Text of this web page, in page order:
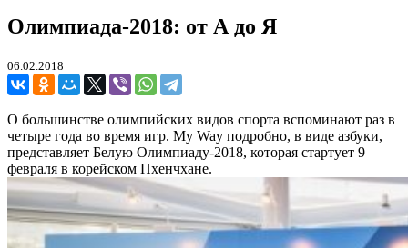
Олимпиада-2018: от А до Я
06.02.2018
О большинстве олимпийских видов спорта вспоминают раз в
четыре года во время игр. My Way подробно, в виде азбуки,
представляет Белую Олимпиаду-2018, которая стартует 9
февраля в корейском Пхенчхане.